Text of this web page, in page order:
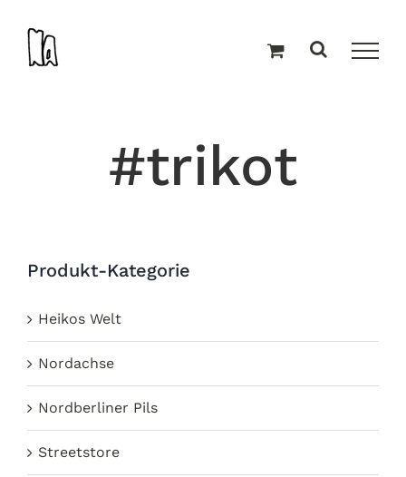
Inhalt
springen
#trikot
Produkt-Kategorie
Heikos Welt
Nordachse
Nordberliner Pils
Streetstore